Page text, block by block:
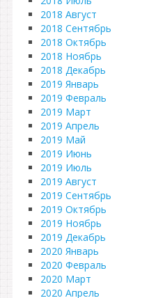
2018 Август
2018 Сентябрь
2018 Октябрь
2018 Ноябрь
2018 Декабрь
2019 Январь
2019 Февраль
2019 Март
2019 Апрель
2019 Май
2019 Июнь
2019 Июль
2019 Август
2019 Сентябрь
2019 Октябрь
2019 Ноябрь
2019 Декабрь
2020 Январь
2020 Февраль
2020 Март
2020 Апрель